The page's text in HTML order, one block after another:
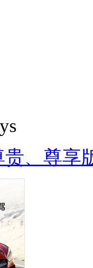
贵、尊享